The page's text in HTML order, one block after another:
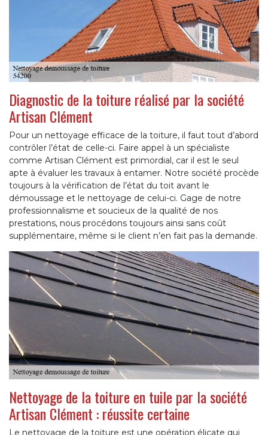
Diagnostic de la toiture réalisé par la société
Artisan Clément
Pour un nettoyage efficace de la toiture, il faut tout d’abord
contrôler l’état de celle-ci. Faire appel à un spécialiste
comme Artisan Clément est primordial, car il est le seul
apte à évaluer les travaux à entamer. Notre société procède
toujours à la vérification de l’état du toit avant le
démoussage et le nettoyage de celui-ci. Gage de notre
professionnalisme et soucieux de la qualité de nos
prestations, nous procédons toujours ainsi sans coût
supplémentaire, même si le client n’en fait pas la demande.
Nettoyage de la toiture en tuile par la société
Artisan Clément : réussite certaine
Le nettoyage de la toiture est une opération élicate qui